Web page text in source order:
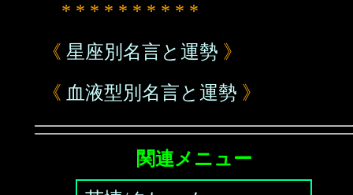
* * * * * * * * * *
《 星座別名言と運勢 》
《 血液型別名言と運勢 》
関連メニュー